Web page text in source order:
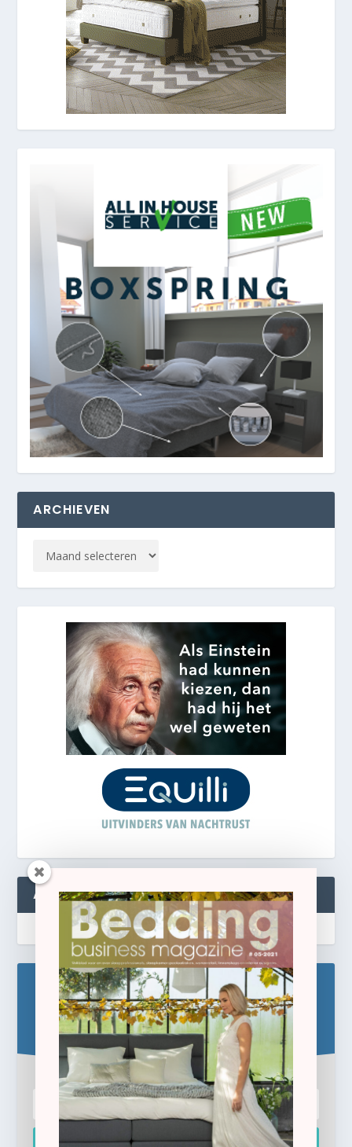
ARCHIEVEN
ABONNEREN
Blijf op de hoogte!
Schrijf u hier in voor de gratis e-newsletter.
Inschrijven